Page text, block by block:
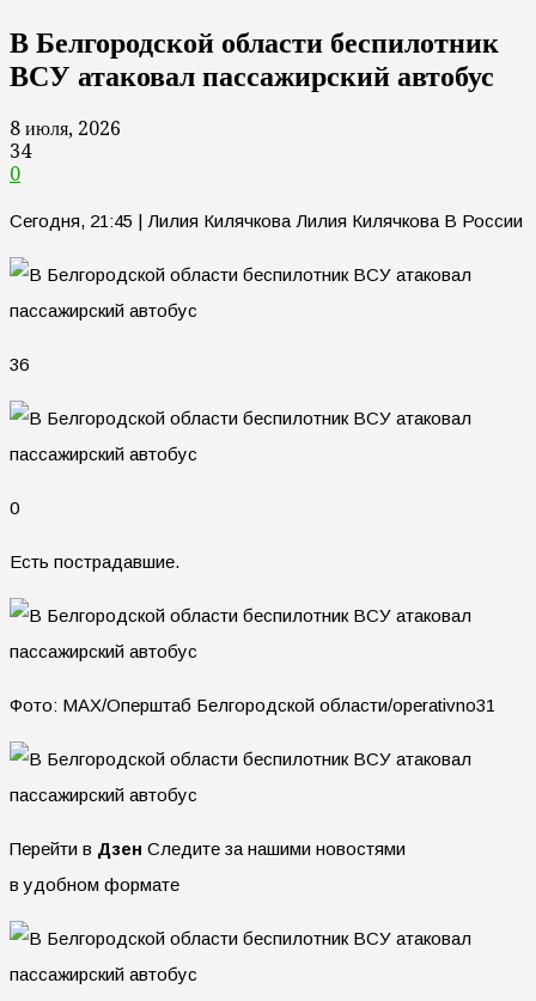
В Белгородской области беспилотник
ВСУ атаковал пассажирский автобус
8 июля, 2026
34
0
Сегодня, 21:45 | Лилия Килячкова Лилия Килячкова В России
36
0
Есть пострадавшие.
Фото: MAX/Оперштаб Белгородской области/operativno31
Перейти в Дзен Следите за нашими новостями
в удобном формате